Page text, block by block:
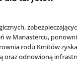
w Manastercu,
rodu Kmitów
oraz odnowioną